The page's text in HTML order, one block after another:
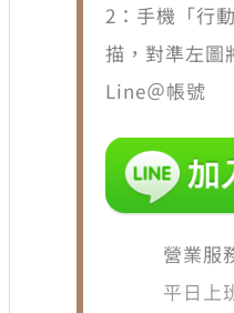
2：手機「行
描，對準左圖
Line＠帳號
營業服
平日上